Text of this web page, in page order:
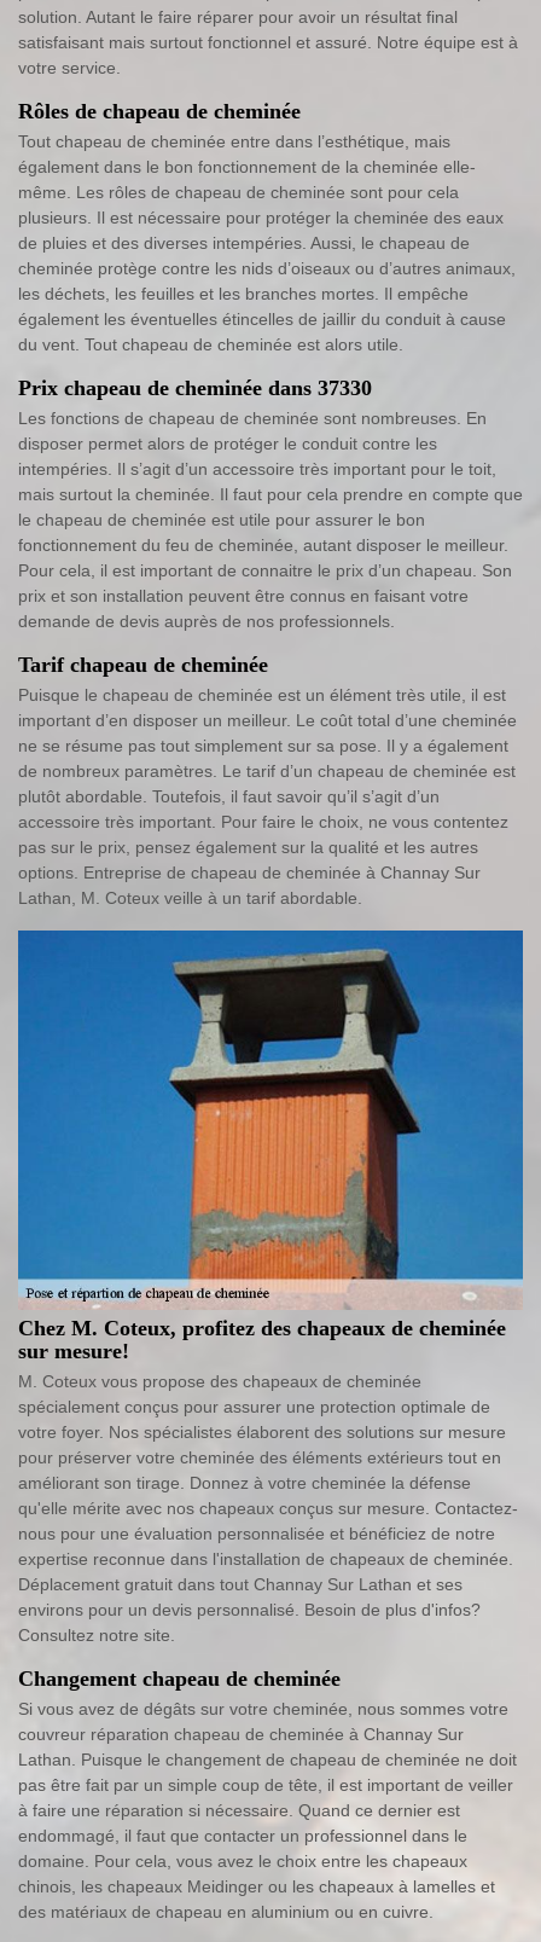
solution. Autant le faire réparer pour avoir un résultat final
satisfaisant mais surtout fonctionnel et assuré. Notre équipe est à
votre service.
Rôles de chapeau de cheminée
Tout chapeau de cheminée entre dans l’esthétique, mais
également dans le bon fonctionnement de la cheminée elle-
même. Les rôles de chapeau de cheminée sont pour cela
plusieurs. Il est nécessaire pour protéger la cheminée des eaux
de pluies et des diverses intempéries. Aussi, le chapeau de
cheminée protège contre les nids d’oiseaux ou d’autres animaux,
les déchets, les feuilles et les branches mortes. Il empêche
également les éventuelles étincelles de jaillir du conduit à cause
du vent. Tout chapeau de cheminée est alors utile.
Prix chapeau de cheminée dans 37330
Les fonctions de chapeau de cheminée sont nombreuses. En
disposer permet alors de protéger le conduit contre les
intempéries. Il s’agit d’un accessoire très important pour le toit,
mais surtout la cheminée. Il faut pour cela prendre en compte que
le chapeau de cheminée est utile pour assurer le bon
fonctionnement du feu de cheminée, autant disposer le meilleur.
Pour cela, il est important de connaitre le prix d’un chapeau. Son
prix et son installation peuvent être connus en faisant votre
demande de devis auprès de nos professionnels.
Tarif chapeau de cheminée
Puisque le chapeau de cheminée est un élément très utile, il est
important d’en disposer un meilleur. Le coût total d’une cheminée
ne se résume pas tout simplement sur sa pose. Il y a également
de nombreux paramètres. Le tarif d’un chapeau de cheminée est
plutôt abordable. Toutefois, il faut savoir qu’il s’agit d’un
accessoire très important. Pour faire le choix, ne vous contentez
pas sur le prix, pensez également sur la qualité et les autres
options. Entreprise de chapeau de cheminée à Channay Sur
Lathan, M. Coteux veille à un tarif abordable.
Chez M. Coteux, profitez des chapeaux de cheminée
sur mesure!
M. Coteux vous propose des chapeaux de cheminée
spécialement conçus pour assurer une protection optimale de
votre foyer. Nos spécialistes élaborent des solutions sur mesure
pour préserver votre cheminée des éléments extérieurs tout en
améliorant son tirage. Donnez à votre cheminée la défense
qu'elle mérite avec nos chapeaux conçus sur mesure. Contactez-
nous pour une évaluation personnalisée et bénéficiez de notre
expertise reconnue dans l'installation de chapeaux de cheminée.
Déplacement gratuit dans tout Channay Sur Lathan et ses
environs pour un devis personnalisé. Besoin de plus d'infos?
Consultez notre site.
Changement chapeau de cheminée
Si vous avez de dégâts sur votre cheminée, nous sommes votre
couvreur réparation chapeau de cheminée à Channay Sur
Lathan. Puisque le changement de chapeau de cheminée ne doit
pas être fait par un simple coup de tête, il est important de veiller
à faire une réparation si nécessaire. Quand ce dernier est
endommagé, il faut que contacter un professionnel dans le
domaine. Pour cela, vous avez le choix entre les chapeaux
chinois, les chapeaux Meidinger ou les chapeaux à lamelles et
des matériaux de chapeau en aluminium ou en cuivre.